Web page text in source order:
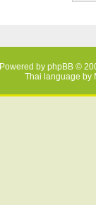
Powered by phpBB ©
Thai language by